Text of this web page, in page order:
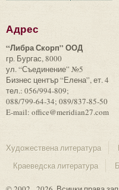
Адрес
“Либра Скорп” ООД
гр. Бургас, 8000
ул. “Съединение” №5
Бизнес център “Елена”, ет. 4
тел.: 056/994-809;
088/799-64-34; 089/837-85-50
E-mail: office@meridian27.com
Художествена литература
Краеведска литература